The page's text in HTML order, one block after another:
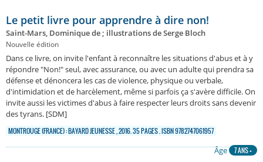
Le petit livre pour apprendre à dire non!
Saint-Mars, Dominique de ; illustrations de Serge Bloch
Nouvelle édition
Dans ce livre, on invite l'enfant à reconnaître les situations d'abus et à y
répondre "Non!" seul, avec assurance, ou avec un adulte qui prendra sa
défense et dénoncera les cas de violence, physique ou verbale,
d'intimidation et de harcèlement, même si parfois ça s'avère difficile. On
invite aussi les victimes d'abus à faire respecter leurs droits sans devenir
des tyrans. [SDM]
MONTROUGE (FRANCE) : BAYARD JEUNESSE , 2016. 35 PAGES . ISBN 9782747061957
Âge 7 ANS +